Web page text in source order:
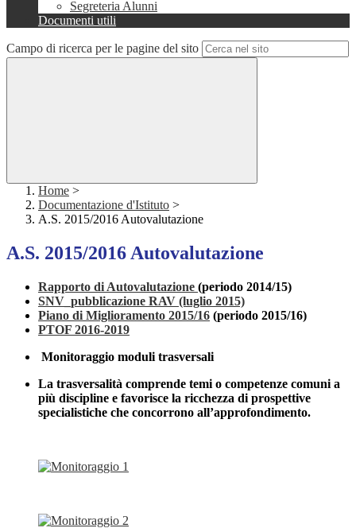
Segreteria Alunni
Documenti utili
Campo di ricerca per le pagine del sito
Home >
Documentazione d'Istituto >
A.S. 2015/2016 Autovalutazione
A.S. 2015/2016 Autovalutazione
Rapporto di Autovalutazione (periodo 2014/15)
SNV_pubblicazione RAV (luglio 2015)
Piano di Miglioramento 2015/16 (periodo 2015/16)
PTOF 2016-2019
Monitoraggio moduli trasversali
La trasversalità comprende temi o competenze comuni a
più discipline e favorisce la ricchezza di prospettive
specialistiche che concorrono all’approfondimento.